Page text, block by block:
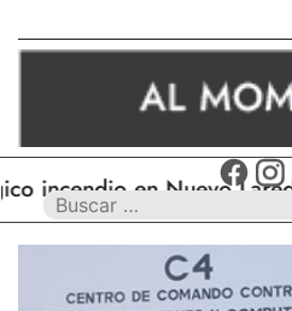
en Nuevo Laredo,